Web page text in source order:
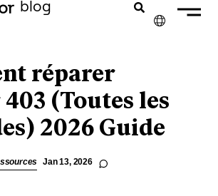
blog
NEDERLANDS
DEUTSCH
réparer
(Toutes les
2026 Guide
Jan 13, 2026